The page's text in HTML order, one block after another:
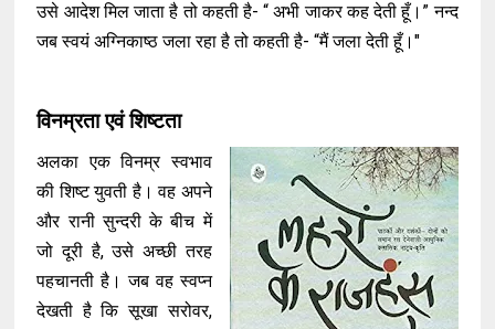
उसे आदेश मिल जाता है तो कहती है- “ अभी जाकर कह देती हूँ।” नन्द
जब स्वयं अग्निकाष्ठ जला रहा है तो कहती है- “मैं जला देती हूँ।"
विनम्रता एवं शिष्टता
अलका एक विनम्र स्वभाव
की शिष्ट युवती है। वह अपने
और रानी सुन्दरी के बीच में
जो दूरी है, उसे अच्छी तरह
पहचानती है। जब वह स्वप्न
देखती है कि सूखा सरोवर,